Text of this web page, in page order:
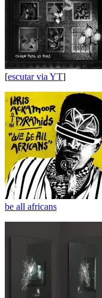
[escutar via YT]
be all africans